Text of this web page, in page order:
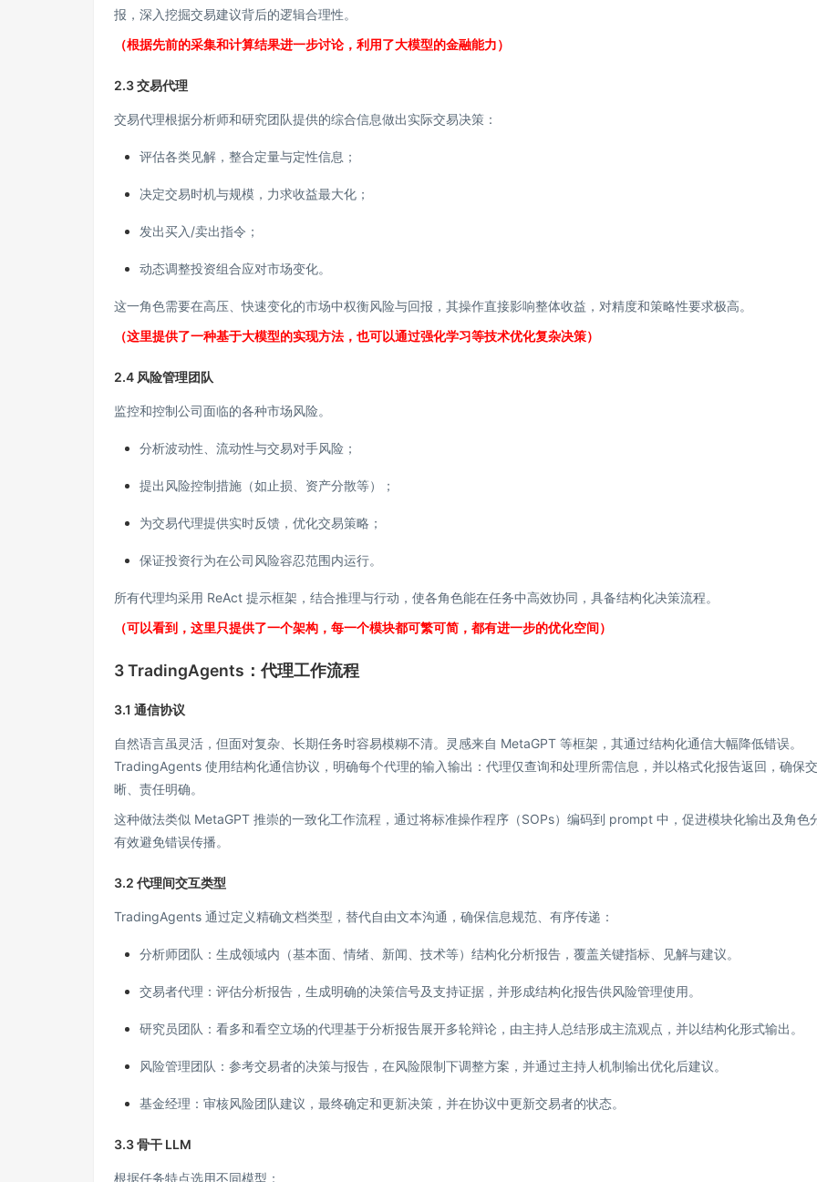
报，深入挖掘交易建议背后的逻辑合理性。
（根据先前的采集和计算结果进一步讨论，利用了大模型的金融能力）
2.3 交易代理
交易代理根据分析师和研究团队提供的综合信息做出实际交易决策：
评估各类见解，整合定量与定性信息；
决定交易时机与规模，力求收益最大化；
发出买入/卖出指令；
动态调整投资组合应对市场变化。
这一角色需要在高压、快速变化的市场中权衡风险与回报，其操作直接影响整体收益，对精度和策略性要求极高。
（这里提供了一种基于大模型的实现方法，也可以通过强化学习等技术优化复杂决策）
2.4 风险管理团队
监控和控制公司面临的各种市场风险。
分析波动性、流动性与交易对手风险；
提出风险控制措施（如止损、资产分散等）；
为交易代理提供实时反馈，优化交易策略；
保证投资行为在公司风险容忍范围内运行。
所有代理均采用 ReAct 提示框架，结合推理与行动，使各角色能在任务中高效协同，具备结构化决策流程。
（可以看到，这里只提供了一个架构，每一个模块都可繁可简，都有进一步的优化空间）
3 TradingAgents：代理工作流程
3.1 通信协议
自然语言虽灵活，但面对复杂、长期任务时容易模糊不清。灵感来自 MetaGPT 等框架，其通过结构化通信大幅降低错误。
TradingAgents 使用结构化通信协议，明确每个代理的输入输出：代理仅查询和处理所需信息，并以格式化报告返回，确保
晰、责任明确。
这种做法类似 MetaGPT 推崇的一致化工作流程，通过将标准操作程序（SOPs）编码到 prompt 中，促进模块化输出及角色
有效避免错误传播。
3.2 代理间交互类型
TradingAgents 通过定义精确文档类型，替代自由文本沟通，确保信息规范、有序传递：
分析师团队：生成领域内（基本面、情绪、新闻、技术等）结构化分析报告，覆盖关键指标、见解与建议。
交易者代理：评估分析报告，生成明确的决策信号及支持证据，并形成结构化报告供风险管理使用。
研究员团队：看多和看空立场的代理基于分析报告展开多轮辩论，由主持人总结形成主流观点，并以结构化形式输出。
风险管理团队：参考交易者的决策与报告，在风险限制下调整方案，并通过主持人机制输出优化后建议。
基金经理：审核风险团队建议，最终确定和更新决策，并在协议中更新交易者的状态。
3.3 骨干 LLM
根据任务特点选用不同模型：